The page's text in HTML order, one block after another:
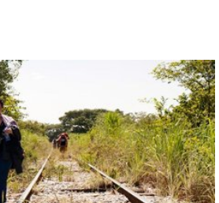
en Venezuela
a la carta enviada por el presidente de la
solicitando a Naciones Unidas que aumente
ha reiterado que la ONU está lista para hacerlo,
y la colaboración del Gobierno.